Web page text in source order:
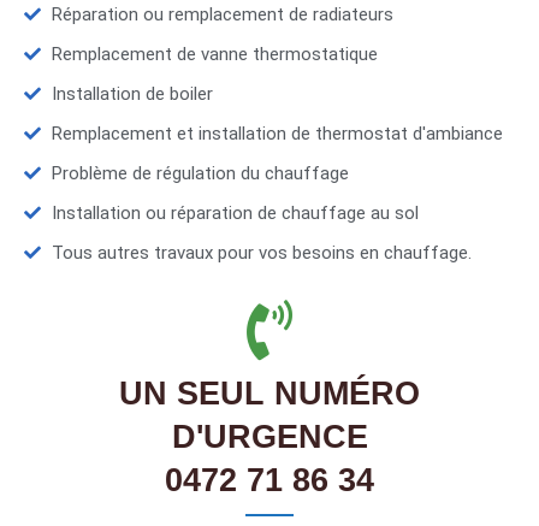
Réparation ou remplacement de radiateurs
Remplacement de vanne thermostatique
Installation de boiler
Remplacement et installation de thermostat d'ambiance
Problème de régulation du chauffage
Installation ou réparation de chauffage au sol
Tous autres travaux pour vos besoins en chauffage.
UN SEUL NUMÉRO
D'URGENCE
0472 71 86 34